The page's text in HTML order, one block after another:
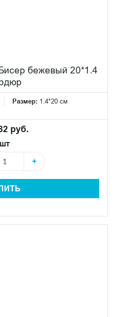
бежевый 20*1.4
Размер: 1.4*20 см
руб.
шт
+